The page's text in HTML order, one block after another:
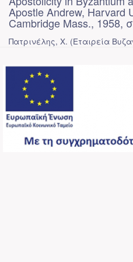
Apostle Andrew, Harvard
Cambridge Mass., 1958,
Πατρινέλης, Χ. (Εταιρεία